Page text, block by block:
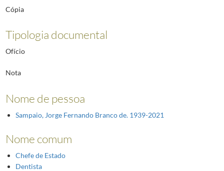
Cópia
Tipologia documental
Ofício
Nota
Nome de pessoa
Sampaio, Jorge Fernando Branco de. 1939-2021
Nome comum
Chefe de Estado
Dentista